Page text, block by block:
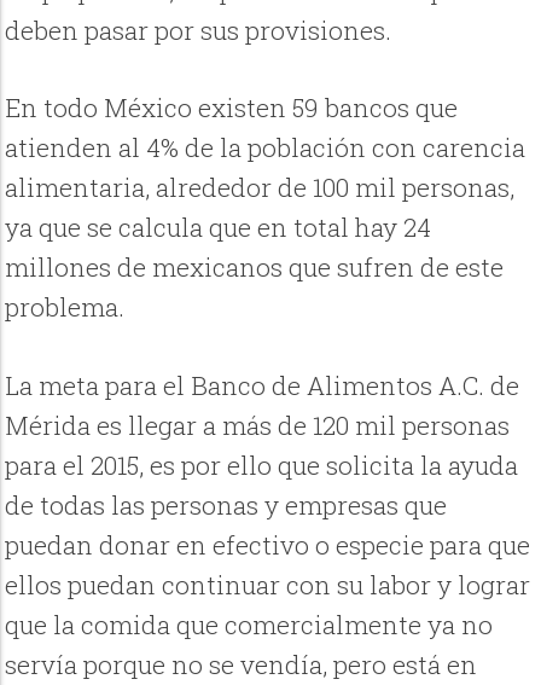
deben pasar por sus provisiones.
En todo México existen 59 bancos que
atienden al 4% de la población con carencia
alimentaria, alrededor de 100 mil personas,
ya que se calcula que en total hay 24
millones de mexicanos que sufren de este
problema.
La meta para el Banco de Alimentos A.C. de
Mérida es llegar a más de 120 mil personas
para el 2015, es por ello que solicita la ayuda
de todas las personas y empresas que
puedan donar en efectivo o especie para que
ellos puedan continuar con su labor y lograr
que la comida que comercialmente ya no
servía porque no se vendía, pero está en